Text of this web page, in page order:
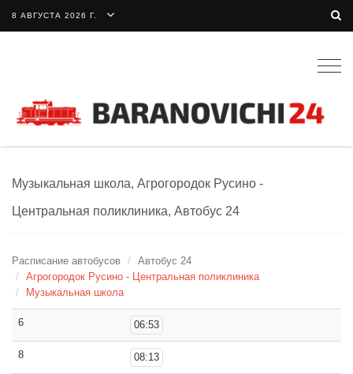
8 АВГУСТА 2026 Г.
Музыкальная школа, Агрогородок Русино -
Центральная поликлиника, Автобус 24
Расписание автобусов
Автобус 24
Агрогородок Русино - Центральная поликлиника
Музыкальная школа
6 06:53
8 08:13